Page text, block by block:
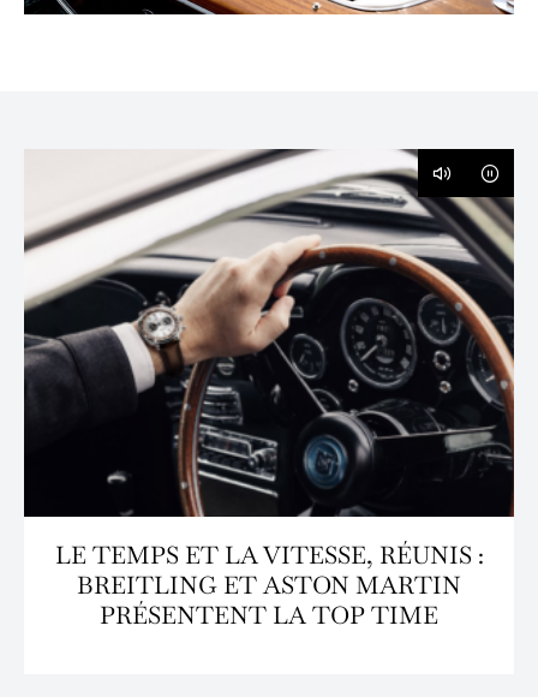
LE TEMPS ET LA VITESSE, RÉUNIS :
BREITLING ET ASTON MARTIN
PRÉSENTENT LA TOP TIME